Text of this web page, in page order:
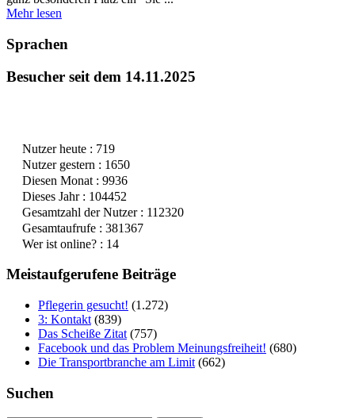
Mehr lesen
Sprachen
Besucher seit dem 14.11.2025
Nutzer heute : 719
Nutzer gestern : 1650
Diesen Monat : 9936
Dieses Jahr : 104452
Gesamtzahl der Nutzer : 112320
Gesamtaufrufe : 381367
Wer ist online? : 14
Meistaufgerufene Beiträge
Pflegerin gesucht! (1.272)
3: Kontakt (839)
Das Scheiße Zitat (757)
Facebook und das Problem Meinungsfreiheit! (680)
Die Transportbranche am Limit (662)
Suchen